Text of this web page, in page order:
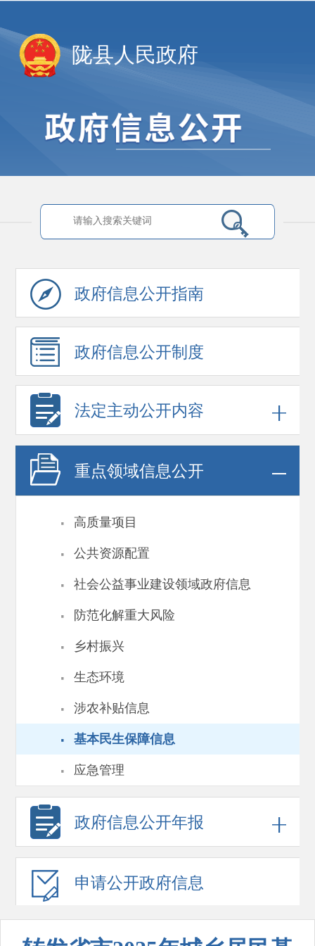
陇县人民政府
政府信息公开指南
政府信息公开制度
法定主动公开内容
重点领域信息公开
· 高质量项目
· 公共资源配置
· 社会公益事业建设领域政府信息
· 防范化解重大风险
· 乡村振兴
· 生态环境
· 涉农补贴信息
· 基本民生保障信息
· 应急管理
政府信息公开年报
申请公开政府信息